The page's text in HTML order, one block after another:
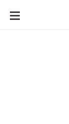
SKIP